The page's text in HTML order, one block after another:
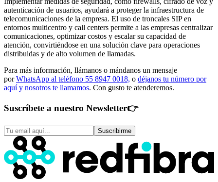
autenticación de usuarios, ayudará a proteger la infraestructura de
telecomunicaciones de la empresa. El uso de troncales SIP en
entornos multicentro y call centers permite a las empresas centralizar
comunicaciones, optimizar costos y escalar su capacidad de
atención, convirtiéndose en una solución clave para operaciones
distribuidas y de alto volumen de llamadas.
Para más información, llámanos o mándanos un mensaje
porWhatsApp al teléfono 55 8947 0018, o déjanos tu número por
aquí y nosotros te llamamos. Con gusto te atenderemos.
Suscríbete a nuestro Newsletter👉
Suscribirme